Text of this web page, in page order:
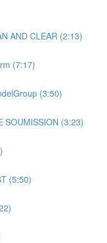
AND CLEAR (2:13)
(7:17)
(3:50)
SOUMISSION (3:23)
(5:50)